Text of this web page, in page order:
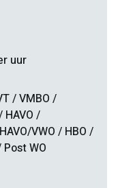
uur
/ VMBO /
HAVO /
VWO / HBO /
WO